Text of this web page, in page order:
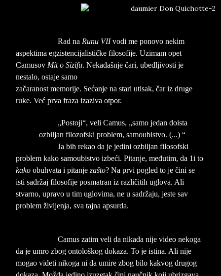
Rad na Runu VIIvodi me ponovo nekim
aspektima egzistencijalističke filosofije. Uzimam opet
Camusov Mit o Sizifu. Nekadašnje čari, ubedljivosti je
nestalo, ostaje samo
začaranost memorije. Sećanje na stari utisak, čar iz druge
ruke. Već prva fraza izaziva otpor.
„Postoji“, veli Camus, „samo jedan doista
ozbiljan filozofski problem, samoubistvo. (...) “
Ja bih rekao da je jedini ozbiljan filosofski
problem kako samoubistvo izbeći. Pitanje, međutim, da 1i to
kako obuhvata i pitanje zašto? Na prvi pogled to je čini se
isti sadržaj filosofije posmatran iz različitih uglova. Ali
stvarno, upravo u tim uglovima, ne u sadržaju, jeste sav
problem življenja, sva tajna apsurda.
Camus zatim veli da nikada nije video nekoga
da je umro zbog ontološkog dokaza. To je istina. Ali nije
mogao videti nikoga ni da umire zbog bilo kakvog drugog